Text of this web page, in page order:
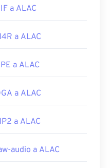
instálelos
WEBM.
webmmf/
a ALAC
a ALAC
a ALAC
a ALAC
a ALAC
audio a ALAC